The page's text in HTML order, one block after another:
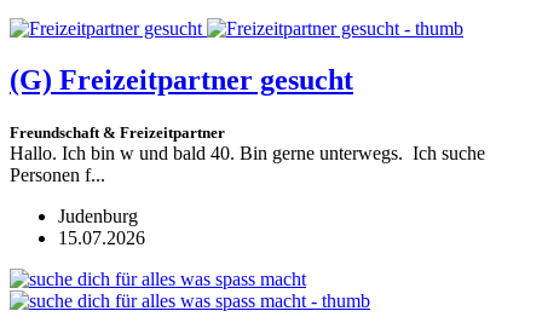
(G) Freizeitpartner gesucht
Freundschaft & Freizeitpartner
Hallo. Ich bin w und bald 40. Bin gerne unterwegs. Ich suche
Personen f...
Judenburg
15.07.2026